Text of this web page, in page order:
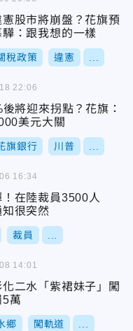
股市將崩盤？花旗預
：跟我想的一樣
稅政策 違憲
將迎來拐點？花旗：
美元大關
旗銀行 川普
22:06
！在陸裁員3500人
很突然
裁員
16:34
二水「紫裙妹子」闖
萬
鄉 闖軌道
14:01